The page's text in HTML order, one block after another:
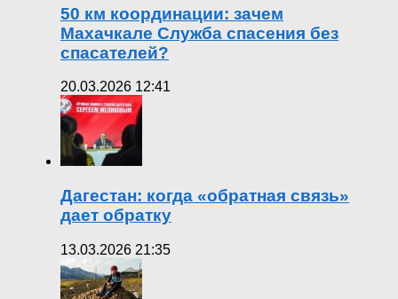
50 км координации: зачем
Махачкале Служба спасения без
спасателей?
20.03.2026 12:41
Дагестан: когда «обратная связь»
дает обратку
13.03.2026 21:35